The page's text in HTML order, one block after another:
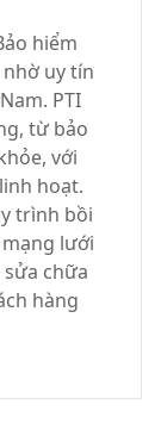
hiểm
uy tín
PTI
từ bảo
với
hoạt.
trình bồi
lưới
chữa
hàng